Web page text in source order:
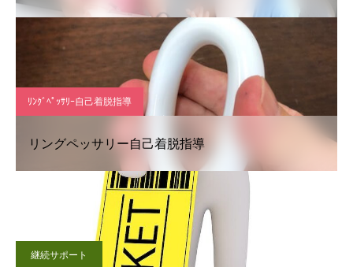
ﾘﾝｸﾞﾍﾟｯｻﾘｰ自己着脱指導
リングペッサリー自己着脱指導
継続サポート